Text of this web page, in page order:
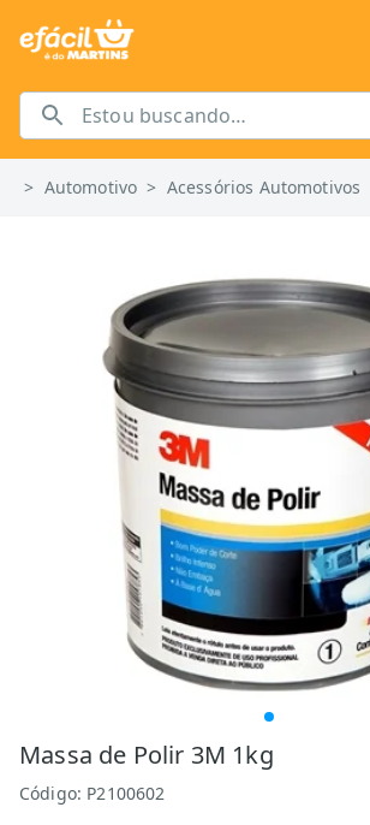
> Automotivo > Acessórios Automotivos
Massa de Polir 3M 1kg
Código: P2100602